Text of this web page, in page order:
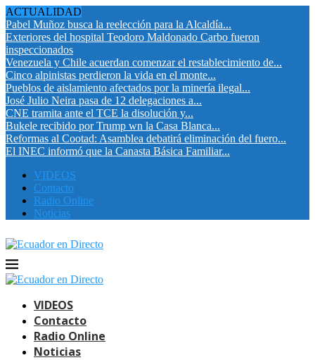
ACTUALIDAD
Pabel Muñoz busca la reelección para la Alcaldía...
Exteriores del hospital Teodoro Maldonado Carbo fueron
inspeccionados
Venezuela y Chile acuerdan comenzar el restablecimiento de...
Cinco alpinistas perdieron la vida en el monte...
Pueblos de aislamiento afectados por la minería ilegal...
José Julio Neira pasa de 12 delegaciones a...
CNE tramita ante el TCE la disolución y...
Bukele recibido por Trump wn la Casa Blanca...
Reformas al Cootad: Asamblea debatirá eliminación del fuero...
El INEC informó que la Canasta Básica Familiar...
VIDEOS
Contacto
Radio Online
Noticias
VIDEOS
Contacto
Radio Online
Noticias